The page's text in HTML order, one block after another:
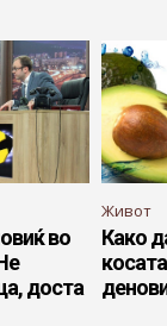
во
доста
Живот
Како